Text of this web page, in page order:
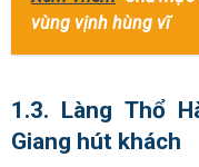
vùng vịnh hùng vĩ
1.3. Làng Thổ
Giang hút khách